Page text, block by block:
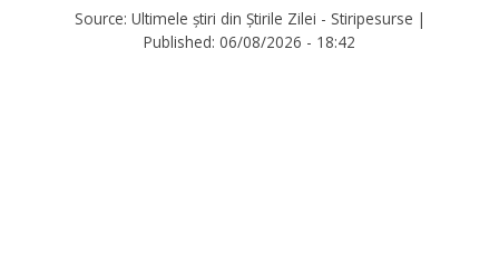
Source: Ultimele știri din Știrile Zilei - Stiripesurse |
Published: 06/08/2026 - 18:42